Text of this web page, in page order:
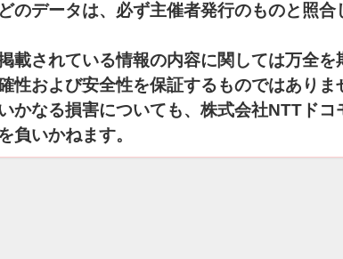
のデータは、必ず主催者発行のものと照合
載されている情報の内容に関しては万全を
性および安全性を保証するものではありま
かなる損害についても、株式会社NTTドコ
負いかねます。